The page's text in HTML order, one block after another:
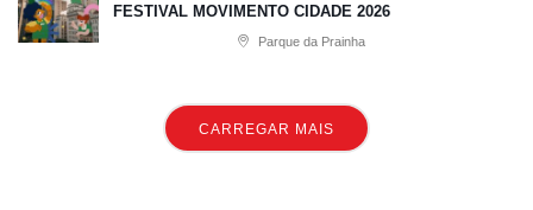
FESTIVAL MOVIMENTO CIDADE 2026
Parque da Prainha
CARREGAR MAIS